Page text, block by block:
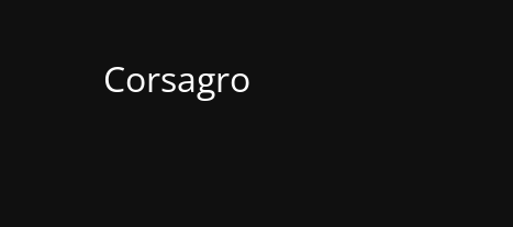
Corsagro